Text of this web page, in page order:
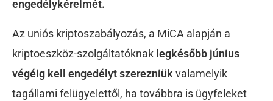
engedélykérelmét.
Az uniós kriptoszabályozás, a MiCA alapján a
kriptoeszköz-szolgáltatóknak legkésőbb június
végéig kell engedélyt szerezniük valamelyik
tagállami felügyelettől, ha továbbra is ügyfeleket